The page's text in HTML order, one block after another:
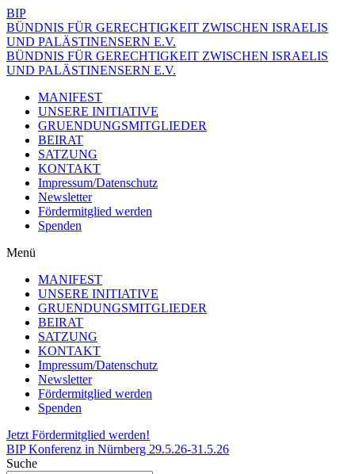
BIP
BÜNDNIS FÜR GERECHTIGKEIT ZWISCHEN ISRAELIS
UND PALÄSTINENSERN E.V.
BÜNDNIS FÜR GERECHTIGKEIT ZWISCHEN ISRAELIS
UND PALÄSTINENSERN E.V.
MANIFEST
UNSERE INITIATIVE
GRUENDUNGSMITGLIEDER
BEIRAT
SATZUNG
KONTAKT
Impressum/Datenschutz
Newsletter
Fördermitglied werden
Spenden
Menü
MANIFEST
UNSERE INITIATIVE
GRUENDUNGSMITGLIEDER
BEIRAT
SATZUNG
KONTAKT
Impressum/Datenschutz
Newsletter
Fördermitglied werden
Spenden
Jetzt Fördermitglied werden!
BIP Konferenz in Nürnberg 29.5.26-31.5.26
Suche